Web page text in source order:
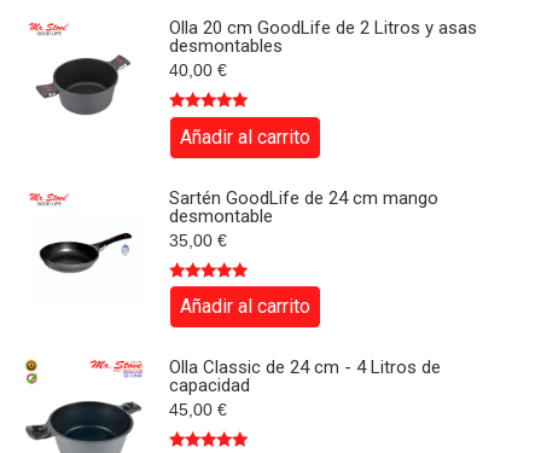
Olla 20 cm GoodLife de 2 Litros y asas
desmontables
40,00 €
Valorado
con4.84de
5
Añadir al carrito
Sartén GoodLife de 24 cm mango
desmontable
35,00 €
Valorado
con4.90de
5
Añadir al carrito
Olla Classic de 24 cm - 4 Litros de
capacidad
45,00 €